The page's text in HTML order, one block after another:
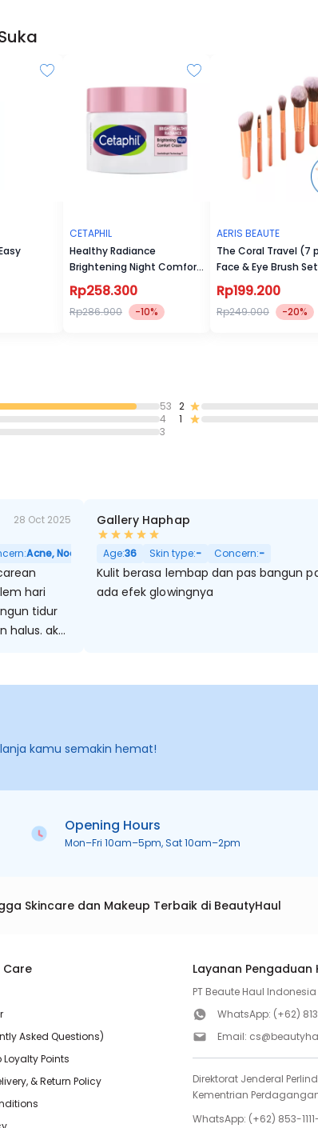
CETAPHIL
Healthy Radiance
Brightening Night Comfort
Cream 50g
Rp258.300
Rp286.900 -10%
AERIS BEAUTE
The Coral Travel (7
Face & Eye Brush
Rp199.200
Rp249.000 -20%
53
4
3
2
1
28 Oct 2025
Acne, Noda Hitam, Berminyak, Pori Besar
hari
tidur
halus. aku
Gallery Haphap
Age:36 Skin type:- Concern:-
Kulit berasa lembap dan pas bangun
ada efek glowingnya
kamu semakin hemat!
Opening Hours
Mon–Fri 10am–5pm, Sat 10am–2pm
Skincare dan Makeup Terbaik di BeautyHaul
Care
Asked Questions)
Points
& Return Policy
Layanan Pengaduan
PT Beaute Haul Indonesia
WhatsApp: (+62)
Email:
Direktorat Jenderal
Kementrian
WhatsApp: (+62) 853-